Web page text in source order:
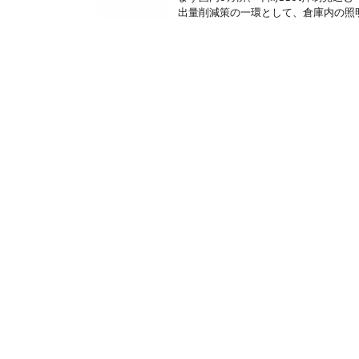
出量削減策の一環として、倉庫内の照